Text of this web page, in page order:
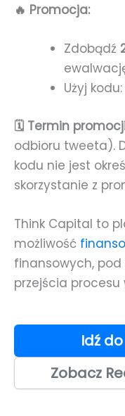
🔥 Promocja:
Zdobądź
Użyj kodu:
🗓️ Termin
odbioru tweeta).
kodu nie jest
skorzystanie z
Think Capital to
możliwość
finansowych,
przejścia procesu
Idź
Zobacz